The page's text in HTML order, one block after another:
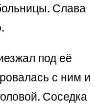
Слава
под её
с ним и
Соседка